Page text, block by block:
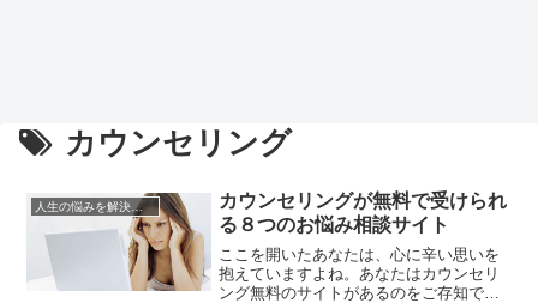
カウンセリング
人生の悩みを解決する方法
カウンセリングが無料で受けられ
る８つのお悩み相談サイト
ここを開いたあなたは、心に辛い思いを
抱えていますよね。あなたはカウンセリ
ング無料のサイトがあるのをご存知でし